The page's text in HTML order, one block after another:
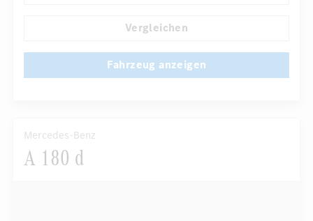
Vergleichen
Fahrzeug anzeigen
Mercedes-Benz
A 180 d